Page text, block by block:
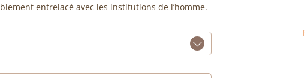
entrelacé avec les institutions de l’homme.